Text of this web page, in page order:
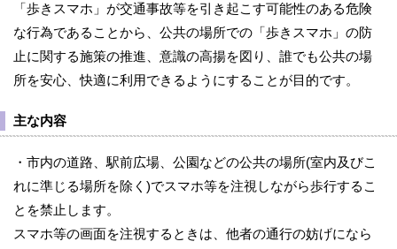
「歩きスマホ」が交通事故等を引き起こす可能性のある危険
な行為であることから、公共の場所での「歩きスマホ」の防
止に関する施策の推進、意識の高揚を図り、誰でも公共の場
所を安心、快適に利用できるようにすることが目的です。
主な内容
・市内の道路、駅前広場、公園などの公共の場所(室内及びこ
れに準じる場所を除く)でスマホ等を注視しながら歩行するこ
とを禁止します。
スマホ等の画面を注視するときは、他者の通行の妨げになら